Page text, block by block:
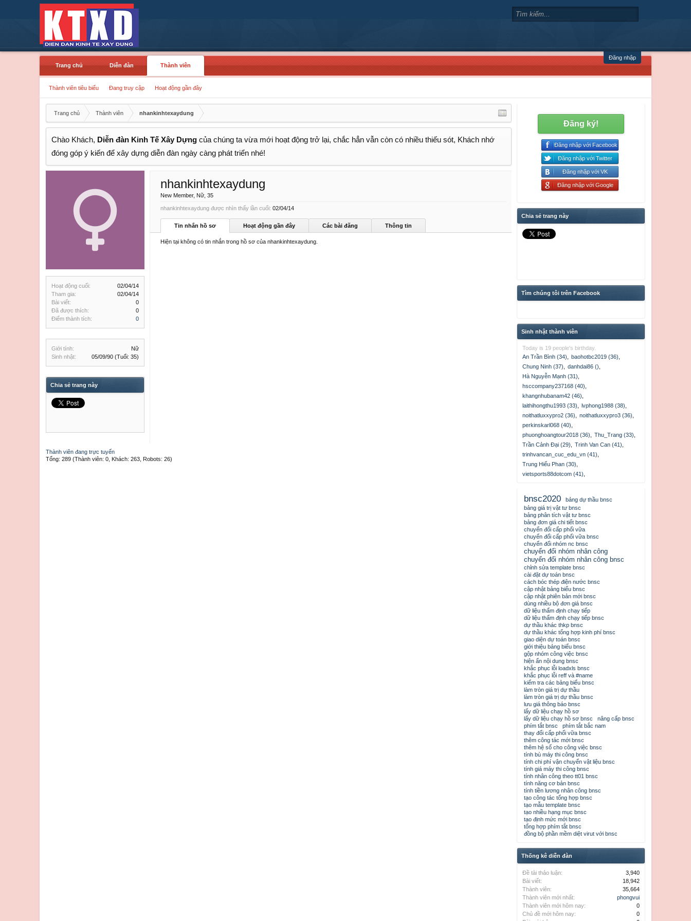
Đăng nhập
Trang chủ
Diễn đàn Thành viên
Thành viên tiêu biểu Đang truy cập Hoạt động gần đây
Trang chủ Thành viên nhankinhtexaydung
Chào Khách, Diễn đàn Kinh Tế Xây Dựng của chúng ta vừa mới hoạt động trở lại, chắc hẳn vẫn còn có nhiều thiếu sót, Khách nhớ
đóng góp ý kiến để xây dựng diễn đàn ngày càng phát triển nhé!
Hoạt động cuối:
02/04/14
Tham gia:
02/04/14
Bài viết:
0
Đã được thích:
0
Điểm thành tích:
0
Giới tính:
Nữ
Sinh nhật:
05/09/90 (Tuổi: 35)
Chia sẻ trang này
nhankinhtexaydung
New Member, Nữ, 35
nhankinhtexaydung được nhìn thấy lần cuối: 02/04/14
Tin nhắn hồ sơ Hoạt động gần đây Các bài đăng Thông tin
Hiện tại không có tin nhắn trong hồ sơ của nhankinhtexaydung.
Thành viên đang trực tuyến
Tổng: 289 (Thành viên: 0, Khách: 263, Robots: 26)
Đăng ký!
Đăng nhập với Facebook
Đăng nhập với Twitter
Đăng nhập với VK
Đăng nhập với Google
Chia sẻ trang này
Tìm chúng tôi trên Facebook
Sinh nhật thành viên
Today is 19 people's birthday.
An Trần Bình (34)
baohotbc2019 (36)
Chung Ninh (37)
danhdai86 ()
Hà Nguyễn Mạnh (31)
hsccompany237168 (40)
khangnhubanam42 (46)
laithihongthu1993 (33)
lvphong1988 (38)
noithatluxxypro2 (36)
noithatluxxypro3 (36)
perkinskarl068 (40)
phuonghoangtour2018 (36)
Thu_Trang (33)
Trần Cảnh Đại (29)
Trinh Van Can (41)
trinhvancan_cuc_edu_vn (41)
Trung Hiếu Phan (30)
vietsports88dotcom (41)
bnsc2020
bảng dự thầu bnsc
bảng giá trị vật tư bnsc
bảng phân tích vật tư bnsc
bảng đơn giá chi tiết bnsc
chuyển đổi cấp phối vữa
chuyển đổi cấp phối vữa bnsc
chuyển đổi nhóm nc bnsc
chuyển đổi nhóm nhân công
chuyển đổi nhóm nhân công bnsc
chỉnh sửa template bnsc
cài đặt dự toán bnsc
cách bóc thép điện nước bnsc
cập nhật bảng biểu bnsc
cập nhật phiên bản mới bnsc
dùng nhiều bộ đơn giá bnsc
dữ liệu thẩm định chạy tiếp
dữ liệu thẩm định chạy tiếp bnsc
dự thầu khác thkp bnsc
dự thầu khác tổng hợp kinh phí bnsc
giao diện dự toán bnsc
giới thiệu bảng biểu bnsc
gộp nhóm công việc bnsc
hiện ẩn nội dung bnsc
khắc phục lỗi loadxls bnsc
khắc phục lỗi reff và #name
kiểm tra các bảng biểu bnsc
làm tròn giá trị dự thầu
làm tròn giá trị dự thầu bnsc
lưu giá thông báo bnsc
lấy dữ liệu chạy hồ sơ
lấy dữ liệu chạy hồ sơ bnsc
nâng cấp bnsc
phím tắt bnsc
phím tắt bắc nam
thay đổi cấp phối vữa bnsc
thêm công tác mới bnsc
thêm hệ số cho công việc bnsc
tính bù máy thi công bnsc
tính chi phí vận chuyển vật liệu bnsc
tính giá máy thi công bnsc
tính nhân công theo tt01 bnsc
tính năng cơ bản bnsc
tính tiền lương nhân công bnsc
tạo công tác tổng hợp bnsc
tạo mẫu template bnsc
tạo nhiều hạng mục bnsc
tạo định mức mới bnsc
tổng hợp phím tắt bnsc
đồng bộ phần mềm diệt virut với bnsc
Thống kê diễn đàn
Đề tài thảo luận:
3,940
Bài viết:
18,942
Thành viên:
35,664
Thành viên mới nhất:
phongvui
Thành viên mới hôm nay:
0
Chủ đề mới hôm nay:
0